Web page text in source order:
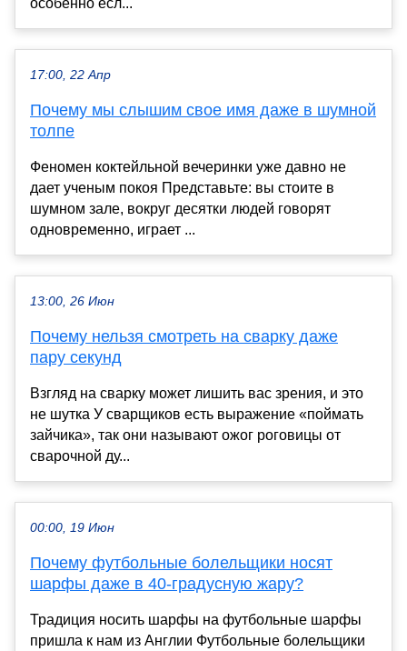
особенно есл...
17:00, 22 Апр
Почему мы слышим свое имя даже в шумной
толпе
Феномен коктейльной вечеринки уже давно не
дает ученым покоя Представьте: вы стоите в
шумном зале, вокруг десятки людей говорят
одновременно, играет ...
13:00, 26 Июн
Почему нельзя смотреть на сварку даже
пару секунд
Взгляд на сварку может лишить вас зрения, и это
не шутка У сварщиков есть выражение «поймать
зайчика», так они называют ожог роговицы от
сварочной ду...
00:00, 19 Июн
Почему футбольные болельщики носят
шарфы даже в 40-градусную жару?
Традиция носить шарфы на футбольные шарфы
пришла к нам из Англии Футбольные болельщики